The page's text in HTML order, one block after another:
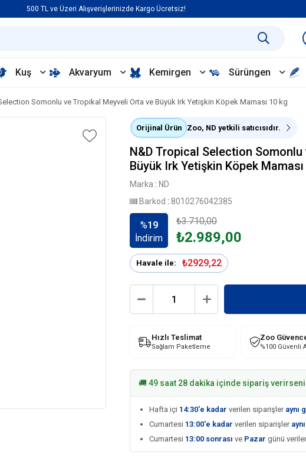
500 TL ve Üzeri Alışverişlerinizde Kargo Ücretsiz!
Kuş Akvaryum Kemirgen Sürüngen
Somonlu ve Tropikal Meyveli Orta ve Büyük Irk Yetişkin Köpek Maması 10 kg
Orijinal Ürün Zoo, ND yetkili satıcısıdır.
N&D Tropical Selection
Büyük Irk Yetişkin Köpek
Marka : ND
Barkod : 8010276042385
%19
İndirim
₺3.710,00
₺2.989,00
Havale ile: ₺2929,22
Hızlı Teslimat
Sağlam Paketleme
Zoo
%100 Güvenli
🚚 49 saat 28 dakika içinde sipariş
Hafta içi 14:30'e kadar verilen siparişler aynı
Cumartesi 13:00'e kadar verilen siparişler
Cumartesi 13:00 sonrası ve Pazar günü